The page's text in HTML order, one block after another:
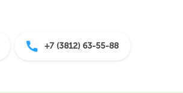
+7 (3812) 63-55-88